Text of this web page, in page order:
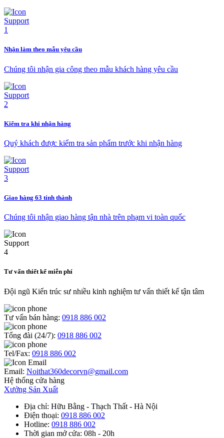
Nhận làm theo mẫu yêu cầu
Chúng tôi nhận gia công theo mẫu khách hàng yêu cầu
Kiểm tra khi nhận hàng
Quý khách được kiểm tra sản phẩm trước khi nhận hàng
Giao hàng 63 tỉnh thành
Chúng tôi nhận giao hàng tận nhà trên phạm vi toàn quốc
Tư vấn thiết kế miễn phí
Đội ngũ Kiến trúc sư nhiều kinh nghiệm tư vấn thiết kế tận tâm
Tư vấn bán hàng: 0918 886 002
Tổng đài (24/7): 0918 886 002
Tel/Fax: 0918 886 002
Email: Noithat360decorvn@gmail.com
Hệ thống cửa hàng
Xưởng Sản Xuất
Địa chỉ: Hữu Bằng - Thạch Thất - Hà Nội
Điện thoại: 0918 886 002
Hotline: 0918 886 002
Thời gian mở cửa: 08h - 20h